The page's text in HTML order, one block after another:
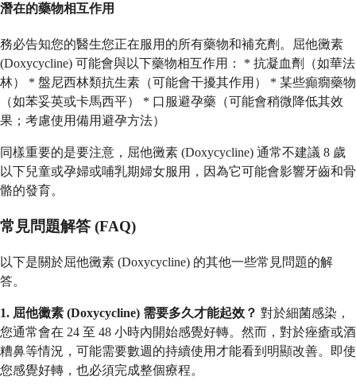
潛在的藥物相互作用
務必告知您的醫生您正在服用的所有藥物和補充劑。屈他黴素
(Doxycycline) 可能會與以下藥物相互作用： * 抗凝血劑（如華法
林） * 盤尼西林類抗生素（可能會干擾其作用） * 某些癲癇藥物
（如苯妥英或卡馬西平） * 口服避孕藥（可能會稍微降低其效
果；考慮使用備用避孕方法）
同樣重要的是要注意，屈他黴素 (Doxycycline) 通常不建議 8 歲
以下兒童或孕婦或哺乳期婦女服用，因為它可能會影響牙齒和骨
骼的發育。
常見問題解答 (FAQ)
以下是關於屈他黴素 (Doxycycline) 的其他一些常見問題的解
答。
1. 屈他黴素 (Doxycycline) 需要多久才能起效？ 對於細菌感染，
您通常會在 24 至 48 小時內開始感覺好轉。然而，對於痤瘡或酒
糟鼻等情況，可能需要數週的持續使用才能看到明顯改善。即使
您感覺好轉，也必須完成整個療程。